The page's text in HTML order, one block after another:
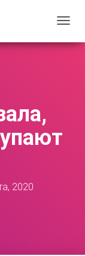
Е
2020